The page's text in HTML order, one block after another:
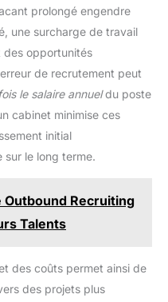
15 à 30 minutes, afin de
prolongé engendre
une surcharge de travail
des opportunités
de recrutement peut
le salaire annueldu poste
cabinet minimise ces
initial
sur le long terme.
Outbound Recruiting
Talents
des coûts permet ainsi de
des projets plus